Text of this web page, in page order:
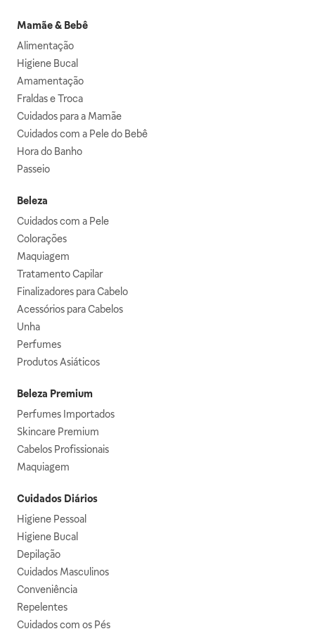
Mamãe & Bebê
Alimentação
Higiene Bucal
Amamentação
Fraldas e Troca
Cuidados para a Mamãe
Cuidados com a Pele do Bebê
Hora do Banho
Passeio
Beleza
Cuidados com a Pele
Colorações
Maquiagem
Tratamento Capilar
Finalizadores para Cabelo
Acessórios para Cabelos
Unha
Perfumes
Produtos Asiáticos
Beleza Premium
Perfumes Importados
Skincare Premium
Cabelos Profissionais
Maquiagem
Cuidados Diários
Higiene Pessoal
Higiene Bucal
Depilação
Cuidados Masculinos
Conveniência
Repelentes
Cuidados com os Pés